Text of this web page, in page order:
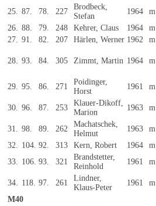
25. 87. 78. 227
Brodbeck,
Stefan
1964 m
26. 88. 79. 248 Kehrer, Claus 1964 m
27. 91. 82. 207 Härlen, Werner 1962 m
28. 93. 84. 305 Zimmt, Martin 1964 m
29. 95. 86. 271
Poidinger,
Horst
1961 m
30. 96. 87. 253
Klauer-Dikoff,
Marion
1963 m
31. 98. 89. 262
Machatschek,
Helmut
1963 m
32. 104. 92. 313 Kern, Robert 1964 m
33. 106. 93. 321
Brandstetter,
Reinhold
1961 m
34. 118. 97. 261
Lindner,
Klaus-Peter
1961 m
M40